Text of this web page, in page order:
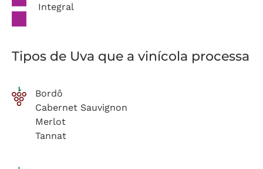
Integral
Tipos de Uva que a vinícola processa
Bordô
Cabernet Sauvignon
Merlot
Tannat